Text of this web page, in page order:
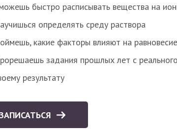
быстро расписывать вещества на
определять среду раствора
какие факторы влияют на
задания прошлых лет с
результату